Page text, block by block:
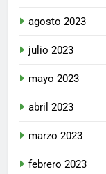
agosto 2023
julio 2023
mayo 2023
abril 2023
marzo 2023
febrero 2023